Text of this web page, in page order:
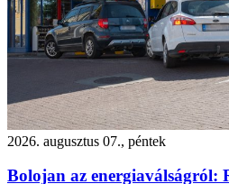
2026. augusztus 07., péntek
Bolojan az energiaválságról: